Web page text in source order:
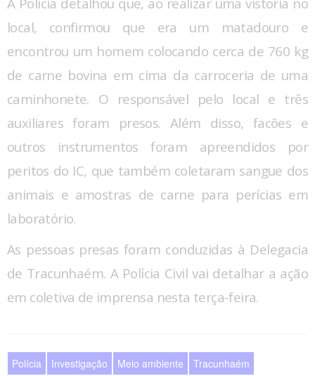
local, confirmou que era um matadouro e
encontrou um homem colocando cerca de 760 kg
de carne bovina em cima da carroceria de uma
caminhonete. O responsável pelo local e três
auxiliares foram presos. Além disso, facões e
outros instrumentos foram apreendidos por
peritos do IC, que também coletaram sangue dos
animais e amostras de carne para perícias em
laboratório.
As pessoas presas foram conduzidas à Delegacia
de Tracunhaém. A Polícia Civil vai detalhar a ação
em coletiva de imprensa nesta terça-feira.
Polícia Investigação Meio ambiente Tracunhaém